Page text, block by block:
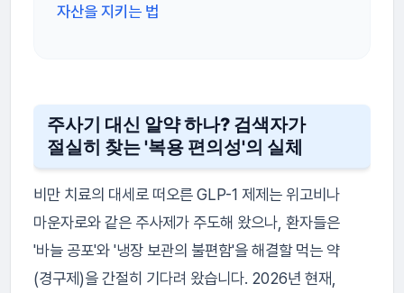
자산을 지키는 법
주사기 대신 알약 하나? 검색자가
절실히 찾는 '복용 편의성'의 실체
비만 치료의 대세로 떠오른 GLP-1 제제는 위고비나
마운자로와 같은 주사제가 주도해 왔으나, 환자들은
'바늘 공포'와 '냉장 보관의 불편함'을 해결할 먹는 약
(경구제)을 간절히 기다려 왔습니다. 2026년 현재,